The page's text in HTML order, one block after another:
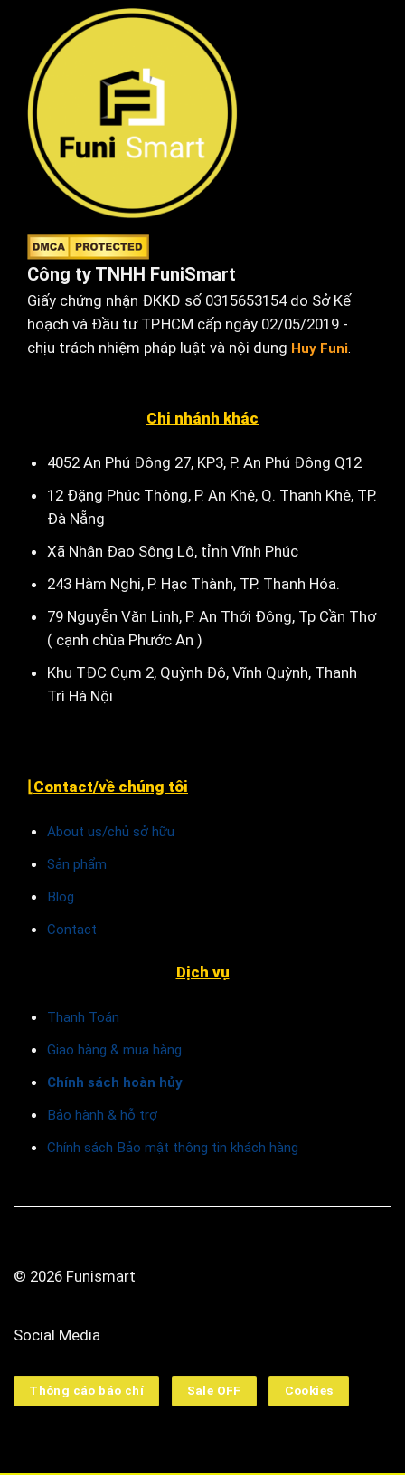
Công ty TNHH FuniSmart
Giấy chứng nhận ĐKKD số 0315653154 do Sở Kế
hoạch và Đầu tư TP.HCM cấp ngày 02/05/2019 -
chịu trách nhiệm pháp luật và nội dung Huy Funi.
Chi nhánh khác
4052 An Phú Đông 27, KP3, P. An Phú Đông Q12
12 Đặng Phúc Thông, P. An Khê, Q. Thanh Khê, TP.
Đà Nẵng
Xã Nhân Đạo Sông Lô, tỉnh Vĩnh Phúc
243 Hàm Nghi, P. Hạc Thành, TP. Thanh Hóa.
79 Nguyễn Văn Linh, P. An Thới Đông, Tp Cần Thơ
( cạnh chùa Phước An )
Khu TĐC Cụm 2, Quỳnh Đô, Vĩnh Quỳnh, Thanh
Trì Hà Nội
⌊Contact/về chúng tôi
About us/chủ sở hữu
Sản phẩm
Blog
Contact
Dịch vụ
Thanh Toán
Giao hàng & mua hàng
Chính sách hoàn hủy
Bảo hành & hỗ trợ
Chính sách Bảo mật thông tin khách hàng
© 2026 Funismart
Social Media
Thông cáo báo chí Sale OFF Cookies